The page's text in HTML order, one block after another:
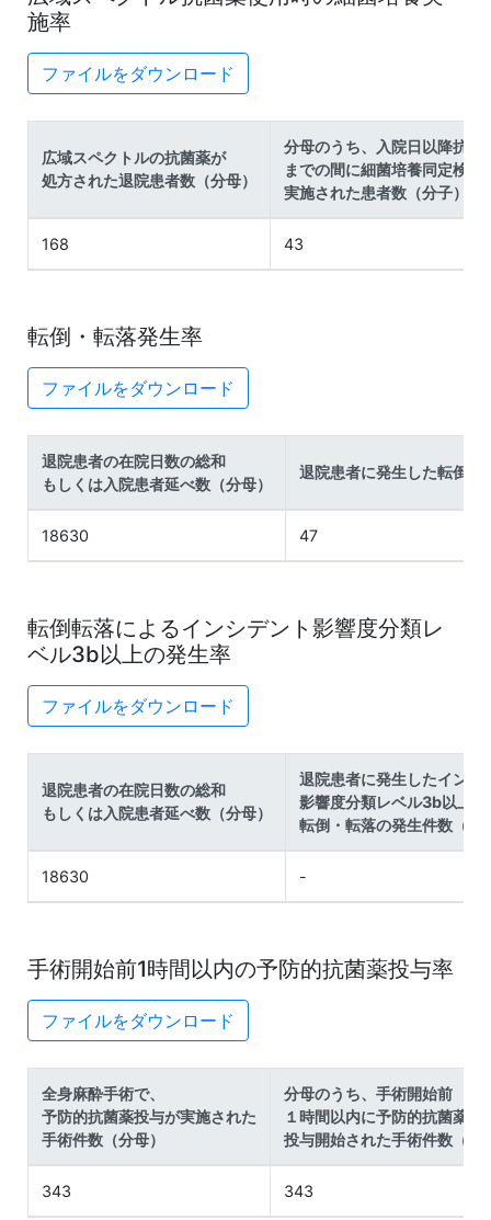
施率
ファイルをダウンロード
広域スペクトルの抗菌薬が
処方された退院患者数（分母）
分母のうち、入院日以降抗菌
までの間に細菌培養同定検査
実施された患者数（分子）
168 43
転倒・転落発生率
ファイルをダウンロード
退院患者の在院日数の総和
もしくは入院患者延べ数（分母）
退院患者に発生した転倒・
18630 47
転倒転落によるインシデント影響度分類レ
ベル3b以上の発生率
ファイルをダウンロード
退院患者の在院日数の総和
もしくは入院患者延べ数（分母）
退院患者に発生したインシ
影響度分類レベル3b以上の
転倒・転落の発生件数（分
18630 -
手術開始前1時間以内の予防的抗菌薬投与率
ファイルをダウンロード
全身麻酔手術で、
予防的抗菌薬投与が実施された
手術件数（分母）
分母のうち、手術開始前
１時間以内に予防的抗菌薬が
投与開始された手術件数（分
343 343